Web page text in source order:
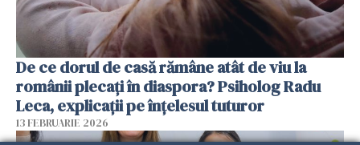
De ce dorul de casă rămâne atât de viu la
românii plecați în diaspora? Psiholog Radu
Leca, explicații pe înțelesul tuturor
13 FEBRUARIE 2026